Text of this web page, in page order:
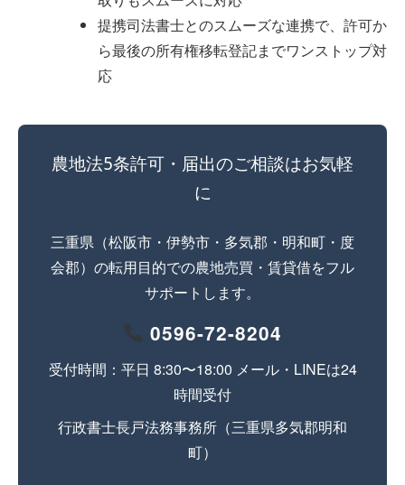
提携司法書士とのスムーズな連携で、許可か
ら最後の所有権移転登記までワンストップ対
応
農地法5条許可・届出のご相談はお気軽
に
三重県（松阪市・伊勢市・多気郡・明和町・度
会郡）の転用目的での農地売買・賃貸借をフル
サポートします。
0596-72-8204
受付時間：平日 8:30〜18:00 メール・LINEは24
時間受付
行政書士長戸法務事務所（三重県多気郡明和
町）